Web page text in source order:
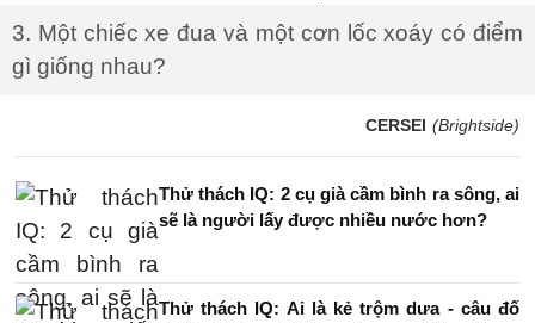
3. Một chiếc xe đua và một cơn lốc xoáy có điểm
gì giống nhau?
CERSEI (Brightside)
Thử thách IQ: 2 cụ già cầm bình ra sông, ai
sẽ là người lấy được nhiều nước hơn?
Thử thách IQ: Ai là kẻ trộm dưa - câu đố